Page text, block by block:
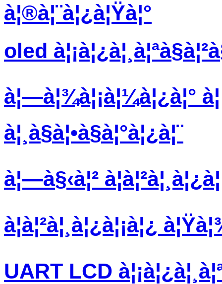
à¦®à¦¨à¦¿à¦Ÿà¦°
oled
à¦—à¦¾à¦¡à¦¼à¦¿à¦°
à¦¸à§à¦•à§à¦°à¦¿à¦¨
à¦—à§‹à¦²
à¦à¦²à¦¸à¦¿à¦¡à¦¿
UART LCD